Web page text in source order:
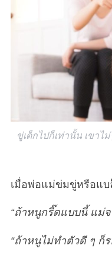
ขู่เด็กไปก็เท่านั้น เขาไ
เมื่อพ่อแม่ข่มขู่หรือแบ
“ถ้าหนูกรี๊ดแบบนี้ แม่จ
“ถ้าหนูไม่ทำตัวดี ๆ ก็ร